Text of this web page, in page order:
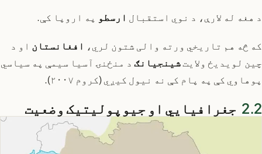
د هغه له لارې، د نوي استقبال ارسطو په اروپا کې.
که څه هم تاریخي ورته والی شتون لري، افغانستان او د
چین لویدیځ ولایتشينجيانګ د منځنۍ آسیا سیمې په سیاسي
پوهاوي کې په پام کې نه نیول کیږي (کروم ۲۰۰۷).
جغرافیایي او جیوپولیتیک وضعیت